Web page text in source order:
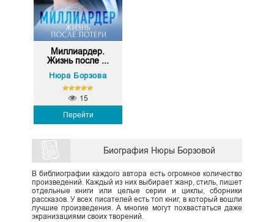
Миллиардер.
Жизнь после ...
Нюра Борзова
Перейти
15
Биография Нюры Борзовой
В библиографии каждого автора есть огромное количество
произведений. Каждый из них выбирает жанр, стиль, пишет
отдельные книги или целые серии и циклы, сборники
рассказов. У всех писателей есть топ книг, в который вошли
лучшие произведения. А многие могут похвастаться даже
экранизациями своих творений.